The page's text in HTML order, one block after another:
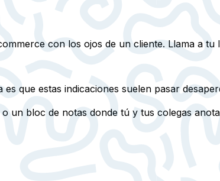
con los ojos de un cliente. Llama a tu
es que estas indicaciones suelen pasar
un bloc de notas donde tú y tus colegas